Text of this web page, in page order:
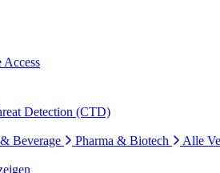
Access
Detection (CTD)
Beverage Pharma & Biotech
Alle